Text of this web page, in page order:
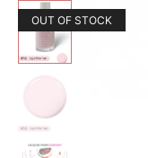
OUT OF STOCK